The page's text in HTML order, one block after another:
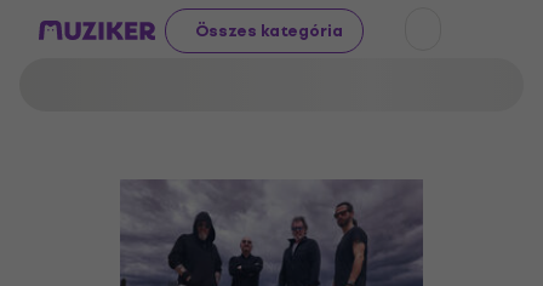
Összes kategória